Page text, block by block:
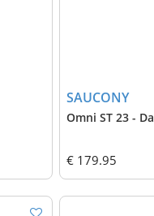
SAUCONY
Omni ST 23 -
€ 179.95